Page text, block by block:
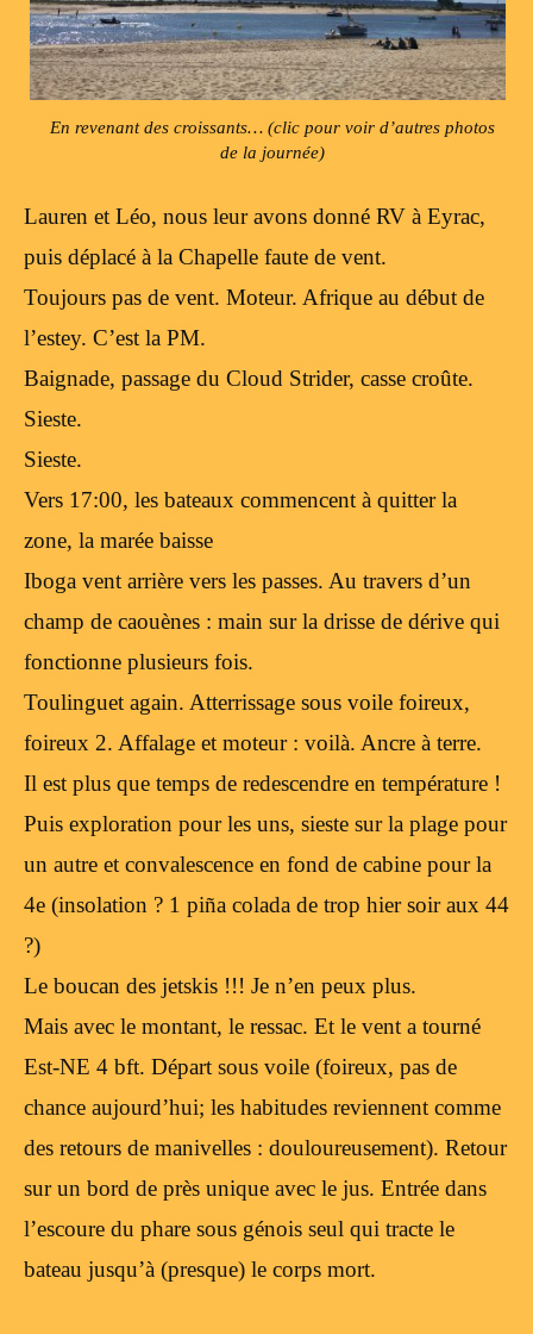
En revenant des croissants… (clic pour voir d’autres photos
de la journée)
Lauren et Léo, nous leur avons donné RV à Eyrac,
puis déplacé à la Chapelle faute de vent.
Toujours pas de vent. Moteur. Afrique au début de
l’estey. C’est la PM.
Baignade, passage du Cloud Strider, casse croûte.
Sieste.
Sieste.
Vers 17:00, les bateaux commencent à quitter la
zone, la marée baisse
Iboga vent arrière vers les passes. Au travers d’un
champ de caouènes : main sur la drisse de dérive qui
fonctionne plusieurs fois.
Toulinguet again. Atterrissage sous voile foireux,
foireux 2. Affalage et moteur : voilà. Ancre à terre.
Il est plus que temps de redescendre en température !
Puis exploration pour les uns, sieste sur la plage pour
un autre et convalescence en fond de cabine pour la
4e (insolation ? 1 piña colada de trop hier soir aux 44
?)
Le boucan des jetskis !!! Je n’en peux plus.
Mais avec le montant, le ressac. Et le vent a tourné
Est-NE 4 bft. Départ sous voile (foireux, pas de
chance aujourd’hui; les habitudes reviennent comme
des retours de manivelles : douloureusement). Retour
sur un bord de près unique avec le jus. Entrée dans
l’escoure du phare sous génois seul qui tracte le
bateau jusqu’à (presque) le corps mort.